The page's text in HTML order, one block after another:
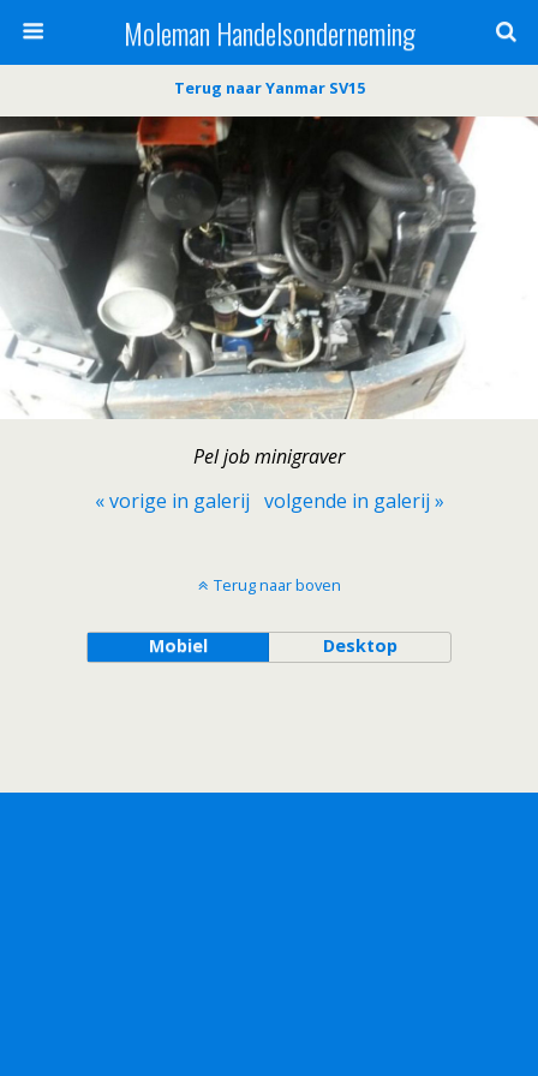
Moleman Handelsonderneming
Terug naar Yanmar SV15
Pel job minigraver
« vorige in galerij volgende in galerij »
Terug naar boven
Mobiel Desktop